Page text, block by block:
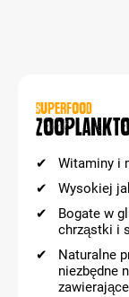
SUPERFOOD
Witaminy i
Wysokiej
Bogate w
chrząstki i
Naturalne
niezbędne